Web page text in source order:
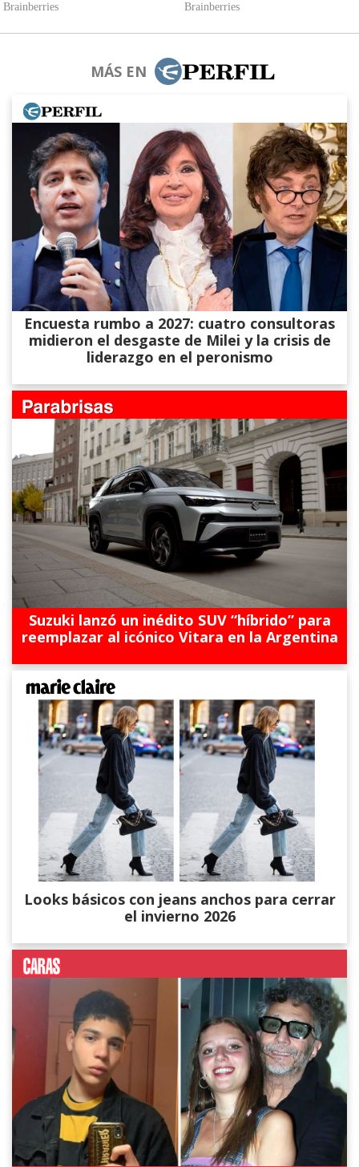
MÁS EN
Encuesta rumbo a 2027: cuatro consultoras
midieron el desgaste de Milei y la crisis de
liderazgo en el peronismo
Suzuki lanzó un inédito SUV “híbrido” para
reemplazar al icónico Vitara en la Argentina
Looks básicos con jeans anchos para cerrar
el invierno 2026